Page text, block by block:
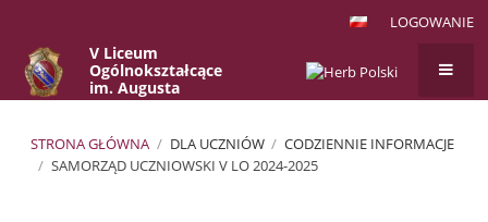
LOGOWANIE
V Liceum
Ogólnokształcące
im. Augusta
Witkowskiego
STRONA GŁÓWNA / DLA UCZNIÓW / CODZIENNIE INFORMACJE
/ SAMORZĄD UCZNIOWSKI V LO 2024-2025